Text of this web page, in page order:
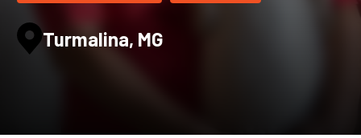
Turmalina, MG